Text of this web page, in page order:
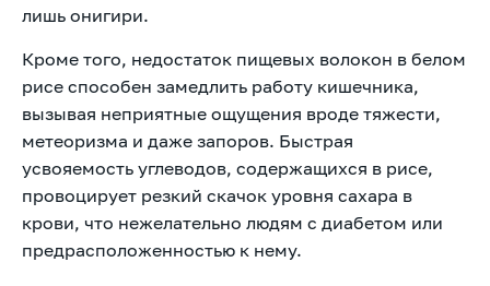
лишь онигири.
Кроме того, недостаток пищевых волокон в белом
рисе способен замедлить работу кишечника,
вызывая неприятные ощущения вроде тяжести,
метеоризма и даже запоров. Быстрая
усвояемость углеводов, содержащихся в рисе,
провоцирует резкий скачок уровня сахара в
крови, что нежелательно людям с диабетом или
предрасположенностью к нему.